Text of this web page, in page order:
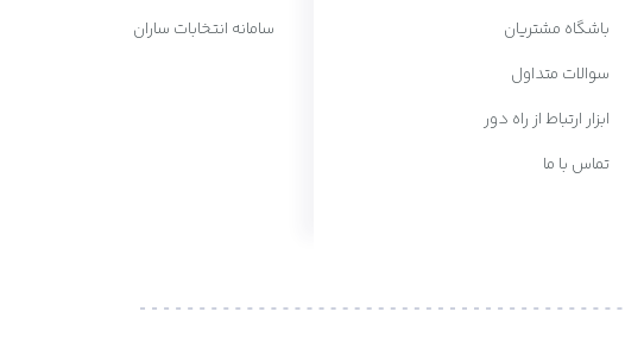
باشگاه مشتریان
سوالات متداول
ابزار ارتباط از راه دور
تماس با ما
سامانه انتخابات ساران